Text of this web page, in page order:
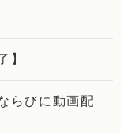
】
らびに動画配